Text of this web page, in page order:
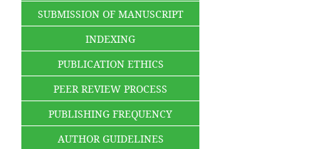
SUBMISSION OF MANUSCRIPT
INDEXING
PUBLICATION ETHICS
PEER REVIEW PROCESS
PUBLISHING FREQUENCY
AUTHOR GUIDELINES